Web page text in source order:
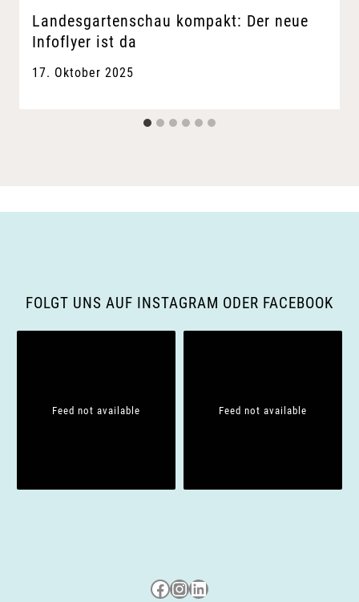
Landesgartenschau kompakt: Der neue
Infoflyer ist da
17. Oktober 2025
FOLGT UNS AUF INSTAGRAM ODER FACEBOOK
Feed not available Feed not available
Besuche uns auf Facebook
Besuche uns auf Instagram
LinkedIn